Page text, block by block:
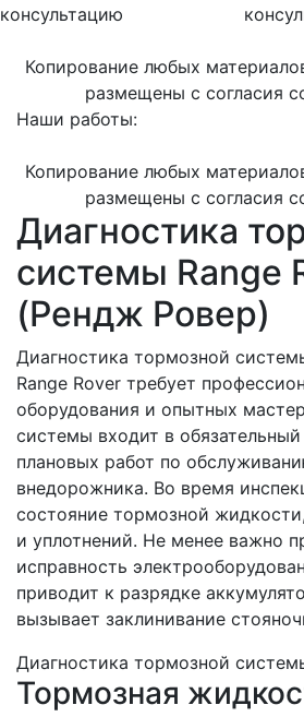
консультацию
Копирование любых
размещены с согласия
Наши работы:
Копирование любых
размещены с согласия
Диагностика
системы Range
(Рендж Ровер)
Диагностика тормозной
Range Rover требует
оборудования и опытных
системы входит в обязательный
плановых работ по
внедорожника. Во время
состояние тормозной
и уплотнений. Не менее важно
исправность
приводит к разрядке
вызывает заклинивание
Диагностика тормозной
Тормозная